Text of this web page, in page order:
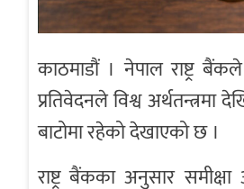
काठमाडौं । नेपाल राष्ट्र
प्रतिवेदनले विश्व
बाटोमा रहेको देखाएको छ ।
राष्ट्र बैंकका अनुसार